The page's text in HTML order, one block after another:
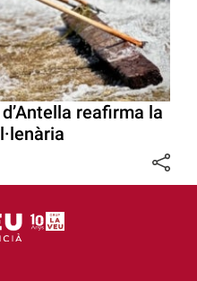
reafirma la